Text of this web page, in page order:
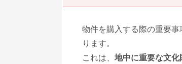
物件を購入する際の重要事
ります。
これは、 地中に重要な文